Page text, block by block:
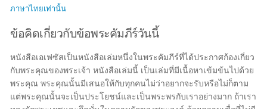
ภาษาไทยเท่านั้น
ข้อคิดเกี่ยวกับข้อพระคัมภีร์วันนี้
หนังสือเอเฟซัสเป็นหนังสือเล่มหนึ่งในพระคัมภีร์ที่ได้ประกาศก้องเกี่ยว
กับพระคุณของพระเจ้า หนังสือเล่มนี้ เป็นเล่มที่มีเนื้อหาเข้มข้นไปด้วย
พระคุณ พระคุณนั้นมีเสนอให้กับทุกคนไม่ว่าอยากจะรับหรือไม่ก็ตาม
แต่พระคุณนั้นจะเป็นประโยชน์และเป็นพระพรกับเราอย่างมาก ถ้าเรา